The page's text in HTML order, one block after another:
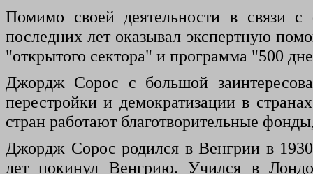
Помимо своей деятельности в связи
последних лет оказывал экспертную
"открытого сектора" и программа "500
Джордж Сорос с большой
перестройки и демократизации в
стран работают благотворительные
Джордж Сорос родился в Венгрии в
лет покинул Венгрию. Учился в